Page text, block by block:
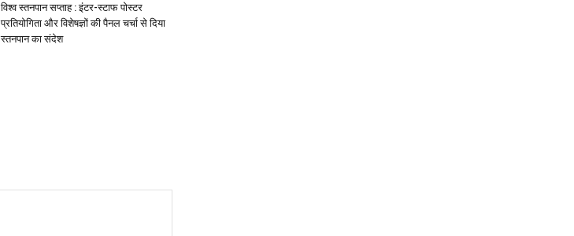
विश्व स्तनपान सप्ताह : इंटर-स्टाफ पोस्टर
प्रतियोगिता और विशेषज्ञों की पैनल चर्चा से दिया
स्तनपान का संदेश